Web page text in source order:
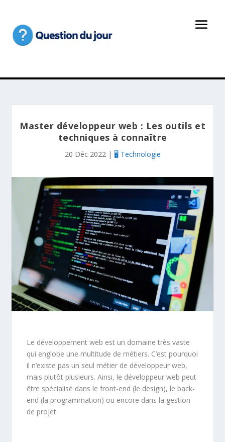
Master développeur web : Les outils et
techniques à connaître
20 Déc 2022 | 🖥️ Technologie
Le développement web est un domaine très vaste
qui englobe une multitude de métiers. C’est pourquoi
il n’existe pas un seul métier de développeur web,
mais plutôt plusieurs. Ainsi, le développeur web peut
être spécialisé dans le front-end (le design), le back-
end (la programmation) ou encore dans la gestion
de projet.